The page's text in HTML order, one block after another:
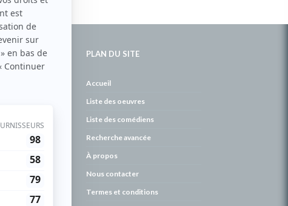
de
PLAN DU SITE
Accueil
Liste des oeuvres
Liste des comédiens
Recherche avancée
À propos
Nous contacter
Termes et conditions